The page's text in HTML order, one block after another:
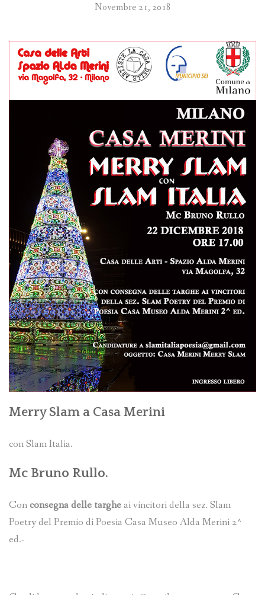
Novembre 21, 2018
Merry Slam a Casa Merini
con Slam Italia.
Mc Bruno Rullo.
Conconsegna delle targheai vincitori della sez. Slam
Poetry del Premio di Poesia Casa Museo Alda Merini 2^
ed.-